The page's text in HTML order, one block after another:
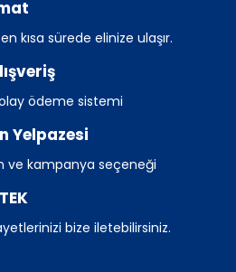
kısa sürede elinize ulaşır.
ödeme sistemi
Yelpazesi
ve kampanya seçeneği
bize iletebilirsiniz.